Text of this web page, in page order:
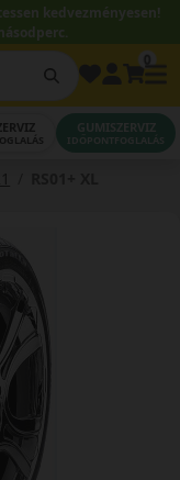
kedvezményesen!
GUMISZERVIZ
IDŐPONTFOGLALÁS